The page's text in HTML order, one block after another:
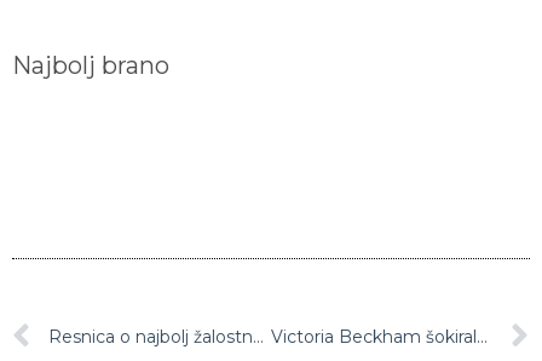
Najbolj brano
Resnica o najbolj žalostnem roza kostimu Jackie Kennedy Victoria Beckham šokirala: “Kaj je z njenimi rokami, kot babica je …”